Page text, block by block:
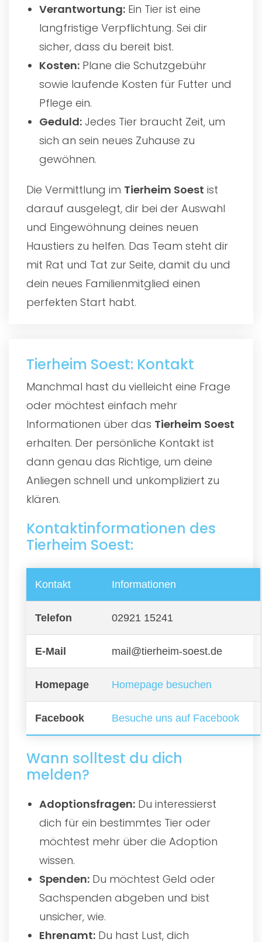
Verantwortung: Ein Tier ist eine
langfristige Verpflichtung. Sei dir
sicher, dass du bereit bist.
Kosten: Plane die Schutzgebühr
sowie laufende Kosten für Futter und
Pflege ein.
Geduld: Jedes Tier braucht Zeit, um
sich an sein neues Zuhause zu
gewöhnen.
Die Vermittlung im Tierheim Soest ist
darauf ausgelegt, dir bei der Auswahl
und Eingewöhnung deines neuen
Haustiers zu helfen. Das Team steht dir
mit Rat und Tat zur Seite, damit du und
dein neues Familienmitglied einen
perfekten Start habt.
Tierheim Soest: Kontakt
Manchmal hast du vielleicht eine Frage
oder möchtest einfach mehr
Informationen über das Tierheim Soest
erhalten. Der persönliche Kontakt ist
dann genau das Richtige, um deine
Anliegen schnell und unkompliziert zu
klären.
Kontaktinformationen des
Tierheim Soest:
Kontakt Informationen
Telefon 02921 15241
E-Mail mail@tierheim-soest.de
Homepage Homepage besuchen
Facebook Besuche uns auf Facebook
Wann solltest du dich
melden?
Adoptionsfragen: Du interessierst
dich für ein bestimmtes Tier oder
möchtest mehr über die Adoption
wissen.
Spenden: Du möchtest Geld oder
Sachspenden abgeben und bist
unsicher, wie.
Ehrenamt: Du hast Lust, dich